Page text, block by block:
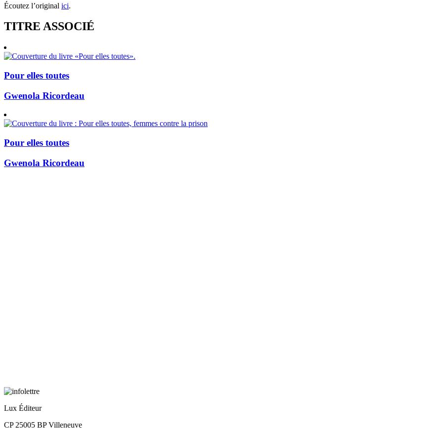
Écoutez l’original ici.
TITRE ASSOCIÉ
Pour elles toutes
Gwenola Ricordeau
Pour elles toutes
Gwenola Ricordeau
Lux Éditeur
CP 25005 BP Villeneuve